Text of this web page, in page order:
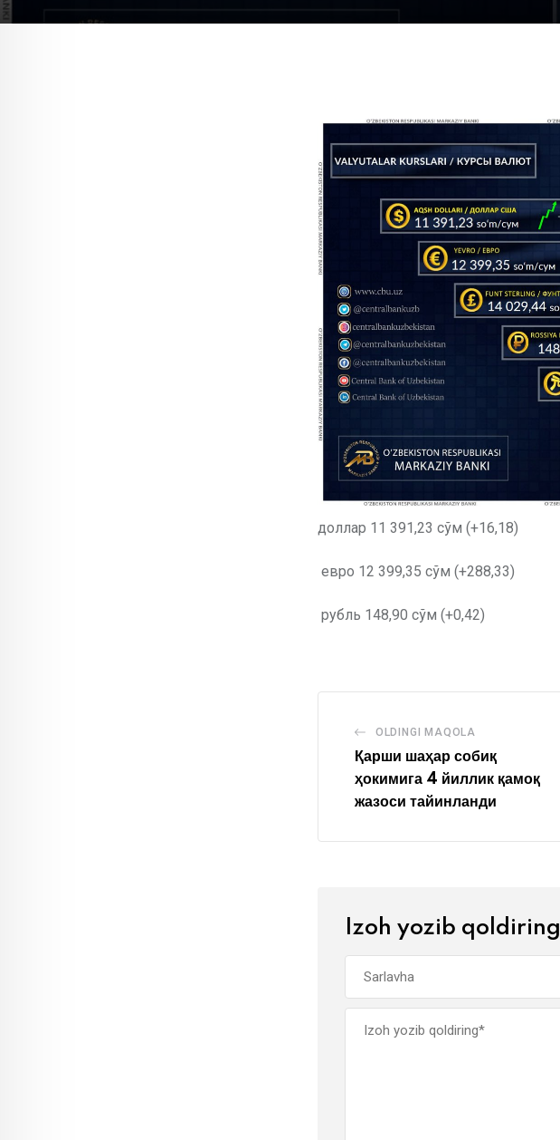
доллар 11 391,23 сўм (+16,18)
евро 12 399,35 сўм (+288,33)
рубль 148,90 сўм (+0,42)
OLDINGI MAQOLA
Қарши шаҳар собиқ
ҳокимига 4 йиллик қамоқ
жазоси тайинланди
Izoh yozib qoldiring